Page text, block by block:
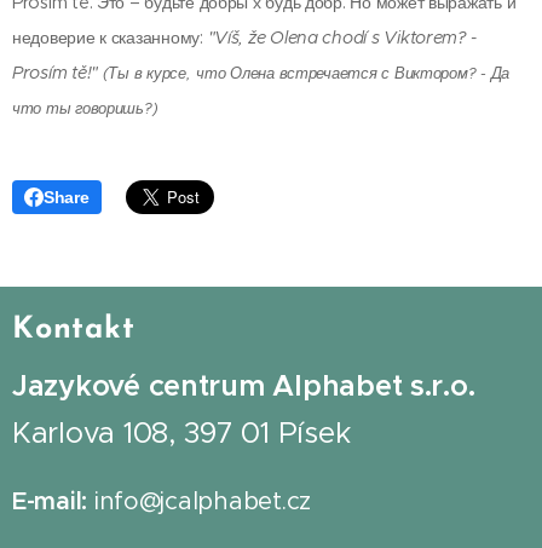
недоверие к сказанному: "Víš, že Olena chodí s Viktorem? -
Prosím tě!" (Ты в курсе, что Олена встречается с Виктором? - Да
что ты говоришь?)
Share
Kontakt
Jazykové centrum Alphabet s.r.o.
Karlova 108, 397 01 Písek
E-mail: info@jcalphabet.cz